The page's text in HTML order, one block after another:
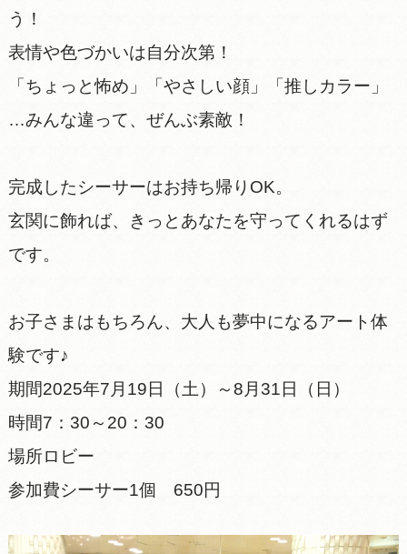
う！
表情や色づかいは自分次第！
「ちょっと怖め」「やさしい顔」「推しカラー」
…みんな違って、ぜんぶ素敵！
完成したシーサーはお持ち帰りOK。
玄関に飾れば、きっとあなたを守ってくれるはず
です。
お子さまはもちろん、大人も夢中になるアート体
験です♪
期間2025年7月19日（土）～8月31日（日）
時間7：30～20：30
場所ロビー
参加費シーサー1個 650円